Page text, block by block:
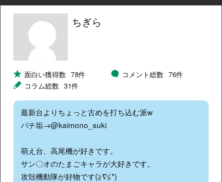
ちぎら
面白い獲得数 78件 コメント総数 76件
コラム総数 31件
最新台よりちょっと古めを打ち込む派w
パチ垢→@kaimono_suki
萌え台、高尾機が好きです。
サン〇オのたまごキャラが大好きです。
攻殻機動隊が好物です(≧∇≦*)